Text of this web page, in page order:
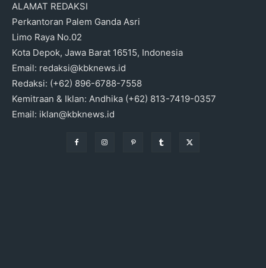
ALAMAT REDAKSI
Perkantoran Palem Ganda Asri
Limo Raya No.02
Kota Depok, Jawa Barat 16515, Indonesia
Email: redaksi@kbknews.id
Redaksi: (+62) 896-6788-7558
Kemitraan & Iklan: Andhika (+62) 813-7419-0357
Email: iklan@kbknews.id